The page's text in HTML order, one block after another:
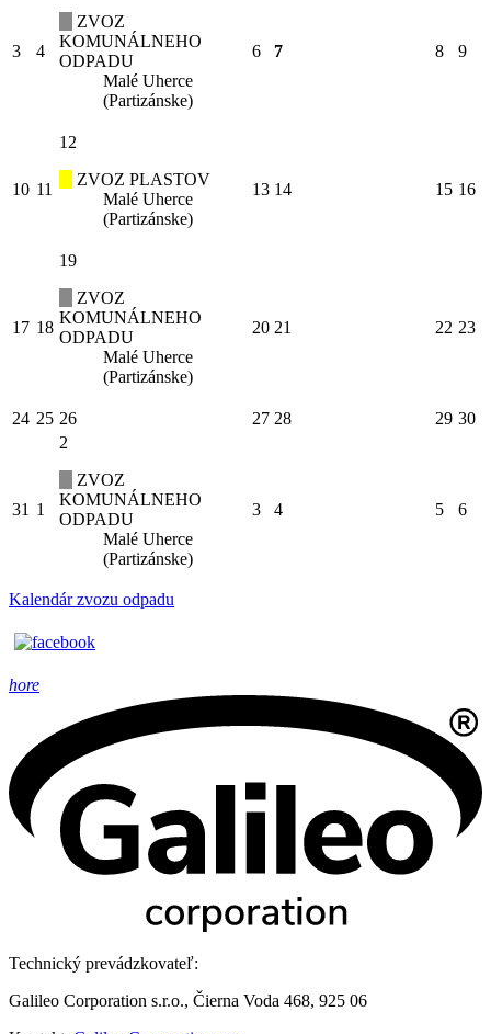
3 4
ZVOZ
KOMUNÁLNEHO
ODPADU
Malé Uherce
(Partizánske)
6 7 8 9
10 11
12
ZVOZ PLASTOV
Malé Uherce
(Partizánske)
13 14 15 16
17 18
19
ZVOZ
KOMUNÁLNEHO
ODPADU
Malé Uherce
(Partizánske)
20 21 22 23
24 25 26 27 28 29 30
31 1
2
ZVOZ
KOMUNÁLNEHO
ODPADU
Malé Uherce
(Partizánske)
3 4 5 6
Kalendár zvozu odpadu
hore
Technický prevádzkovateľ:
Galileo Corporation s.r.o., Čierna Voda 468, 925 06